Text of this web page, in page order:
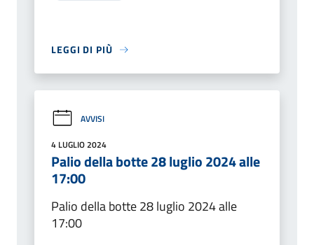
LEGGI DI PIÙ
AVVISI
4 LUGLIO 2024
Palio della botte 28 luglio 2024 alle
17:00
Palio della botte 28 luglio 2024 alle
17:00